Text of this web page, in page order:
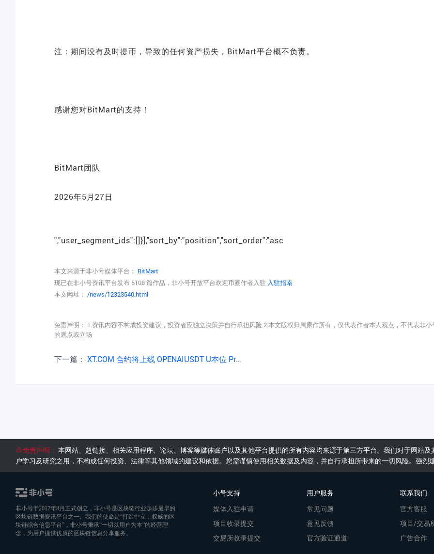
注：期间没有及时提币，导致的任何资产损失，BitMart平台概不负责。
感谢您对BitMart的支持！
BitMart团队
2026年5月27日
","user_segment_ids":[]}],"sort_by":"position","sort_order":"asc
本文来源于非小号媒体平台： BitMart
现已在非小号资讯平台发布 5108 篇作品，非小号开放平台欢迎币圈作者入驻 入驻指南
本文网址： /news/12323540.html
免责声明： 1.资讯内容不构成投资建议，投资者应独立决策并自行承担风险 2.本文版权归属原作所有，仅代表作者本人观点，不代表非小
的观点或立场
下一篇： XT.COM 合约将上线 OPENAIUSDT U本位 Pre-IPO 永续合约 (2026-05-26)
免责声明： 本网站、超链接、相关应用程序、论坛、博客等媒体账户以及其他平台提供的所有内容均来源于第三方平台。我们对于网站
户学习及研究之用，不构成任何投资、法律等其他领域的建议和依据。您需谨慎使用相关数据及内容，并自行承担所带来的一切风险。强
非小号于2017年8月正式创立，非小号是区块链行业起步最早的
区块链数据资讯平台之一。我们的使命是“打造中立，权威的区
块链综合信息平台”，非小号秉承“一切以用户为本”的经营理
念，为用户提供优质的区块链信息分享服务。
小号支持
媒体入驻申请
项目收录提交
交易所收录提交
用户服务
常见问题
意见反馈
官方验证通道
联系我们
官方客服
项目/交易
广告合作